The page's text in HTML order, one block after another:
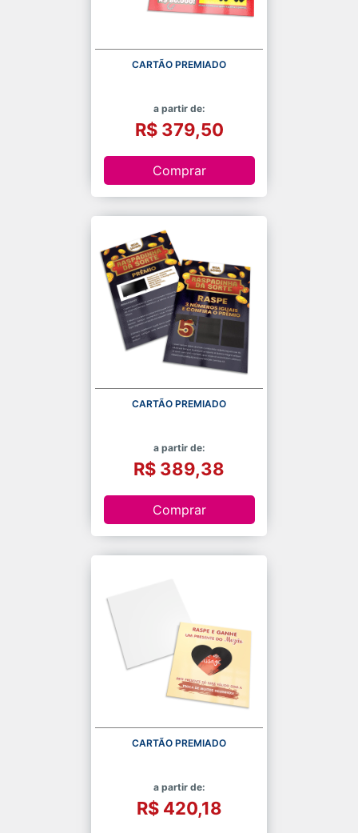
CARTÃO PREMIADO
a partir de:
R$ 379,50
Comprar
CARTÃO PREMIADO
a partir de:
R$ 389,38
Comprar
CARTÃO PREMIADO
a partir de:
R$ 420,18